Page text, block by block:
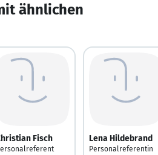
ähnlichen
Fisch Lena Hildebrand
Personalreferentin